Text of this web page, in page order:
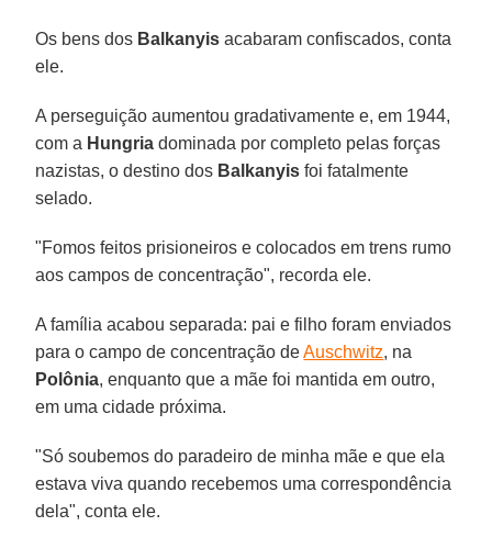
Os bens dos Balkanyis acabaram confiscados, conta
ele.
A perseguição aumentou gradativamente e, em 1944,
com a Hungria dominada por completo pelas forças
nazistas, o destino dos Balkanyis foi fatalmente
selado.
"Fomos feitos prisioneiros e colocados em trens rumo
aos campos de concentração", recorda ele.
A família acabou separada: pai e filho foram enviados
para o campo de concentração deAuschwitz, na
Polônia, enquanto que a mãe foi mantida em outro,
em uma cidade próxima.
"Só soubemos do paradeiro de minha mãe e que ela
estava viva quando recebemos uma correspondência
dela", conta ele.